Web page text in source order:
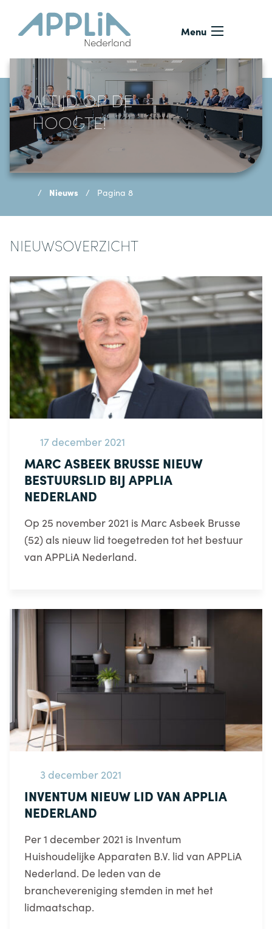
Ga naar de inhoud
Menu
ALTIJD OP DE
HOOGTE!
Nieuws Pagina 8
NIEUWSOVERZICHT
17 december 2021
MARC ASBEEK BRUSSE NIEUW
BESTUURSLID BIJ APPLIA
NEDERLAND
Op 25 november 2021 is Marc Asbeek Brusse
(52) als nieuw lid toegetreden tot het bestuur
van APPLiA Nederland.
3 december 2021
INVENTUM NIEUW LID VAN APPLIA
NEDERLAND
Per 1 december 2021 is Inventum
Huishoudelijke Apparaten B.V. lid van APPLiA
Nederland. De leden van de
branchevereniging stemden in met het
lidmaatschap.